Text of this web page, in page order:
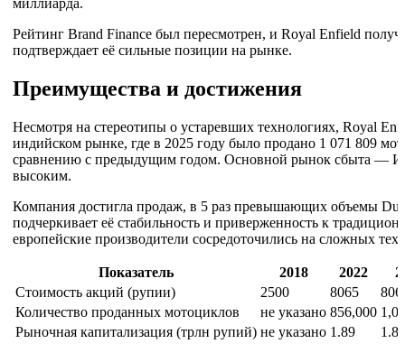
Рейтинг Brand Finance был пересмотрен, и Royal Enfield
подтверждает её сильные позиции на рынке.
Преимущества и достижения
Несмотря на стереотипы о устаревших технологиях, Royal
индийском рынке, где в 2025 году было продано 1 071 809
сравнению с предыдущим годом. Основной рынок сбыта —
высоким.
Компания достигла продаж, в 5 раз превышающих объемы
подчеркивает её стабильность и приверженность к
европейские производители сосредоточились на сложных
Показатель 2018 2022
Стоимость акций (рупии)
2500 8065
Количество проданных мотоциклов
не указано 856,000
Рыночная капитализация (трлн рупий) не указано 1.89 1.89